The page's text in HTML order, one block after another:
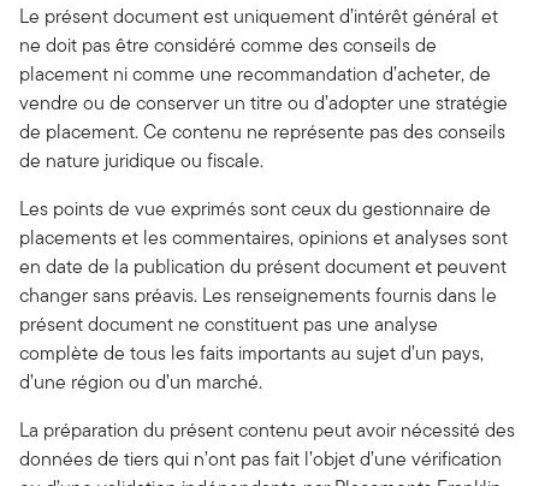
Le présent document est uniquement d’intérêt général et
ne doit pas être considéré comme des conseils de
placement ni comme une recommandation d’acheter, de
vendre ou de conserver un titre ou d’adopter une stratégie
de placement. Ce contenu ne représente pas des conseils
de nature juridique ou fiscale.
Les points de vue exprimés sont ceux du gestionnaire de
placements et les commentaires, opinions et analyses sont
en date de la publication du présent document et peuvent
changer sans préavis. Les renseignements fournis dans le
présent document ne constituent pas une analyse
complète de tous les faits importants au sujet d’un pays,
d’une région ou d’un marché.
La préparation du présent contenu peut avoir nécessité des
données de tiers qui n’ont pas fait l’objet d’une vérification